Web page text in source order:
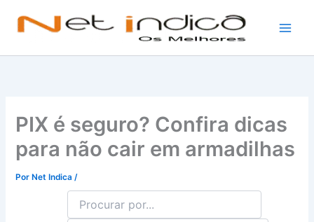
conteúdo
PIX é seguro? Confira dicas
para não cair em armadilhas
Por Net Indica/